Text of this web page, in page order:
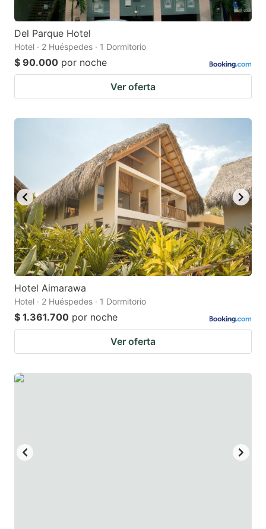
changing
dates.
changing
dates.
Del Parque Hotel
Hotel · 2 Huéspedes · 1 Dormitorio
$ 90.000 por noche
Ver oferta
Hotel Aimarawa
Hotel · 2 Huéspedes · 1 Dormitorio
$ 1.361.700 por noche
Ver oferta